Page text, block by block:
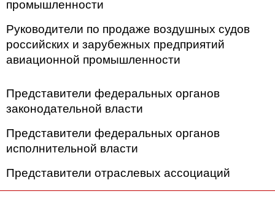
промышленности
Руководители по продаже воздушных судов
российских и зарубежных предприятий
авиационной промышленности
Представители федеральных органов
законодательной власти
Представители федеральных органов
исполнительной власти
Представители отраслевых ассоциаций